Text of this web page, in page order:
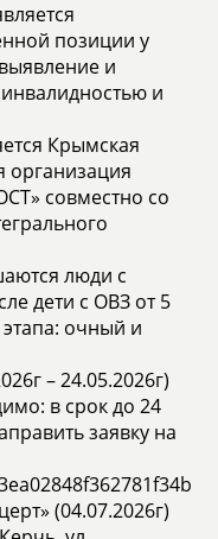
позиции у
и
и
Крымская
организация
совместно со
люди с
дети с ОВЗ от 5
очный и
– 24.05.2026г)
в срок до 24
заявку на
(04.07.2026г)